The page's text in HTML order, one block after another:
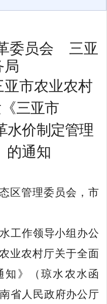
委员会
三亚
局
亚市农业农村
三亚市
水价制定管理
的通知
区管理委员会，市
工作领导小组办公
业农村厅关于全面
知》（琼水农水函
省人民政府办公厅